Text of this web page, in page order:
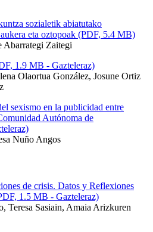
sozialetik abiatutako
eta oztopoak (PDF, 5.4 MB)
Abarrategi Zaitegi
1.9 MB - Gazteleraz)
Olaortua González, Josune Ortiz
sexismo en la publicidad entre
Autónoma de
Nuño Angos
de crisis. Datos y Reflexiones
1.5 MB - Gazteleraz)
Teresa Sasiain, Amaia Arizkuren